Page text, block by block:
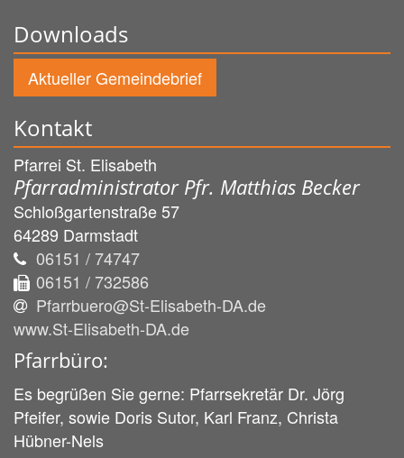
Downloads
Aktueller Gemeindebrief
Kontakt
Pfarrei St. Elisabeth
Pfarradministrator Pfr. Matthias Becker
Schloßgartenstraße 57
64289 Darmstadt
06151 / 74747
06151 / 732586
Pfarrbuero@St-Elisabeth-DA.de
www.St-Elisabeth-DA.de
Pfarrbüro:
Es begrüßen Sie gerne: Pfarrsekretär Dr. Jörg
Pfeifer, sowie Doris Sutor, Karl Franz, Christa
Hübner-Nels